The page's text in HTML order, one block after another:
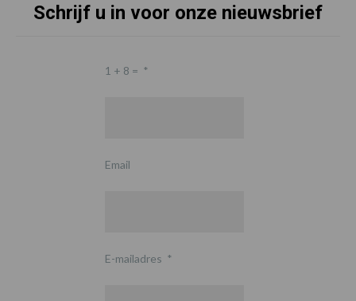
Schrijf u in voor onze nieuwsbrief
1 + 8 = *
Email
E-mailadres *